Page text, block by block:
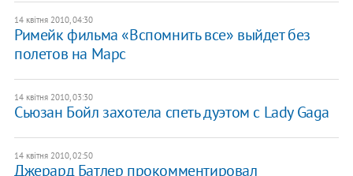
14 квітня 2010, 04:30
Римейк фильма «Вспомнить все» выйдет без
полетов на Марс
14 квітня 2010, 03:30
Сьюзан Бойл захотела спеть дуэтом с Lady Gaga
14 квітня 2010, 02:50
Джерард Батлер прокомментировал